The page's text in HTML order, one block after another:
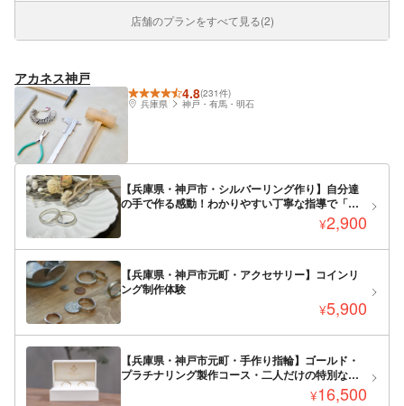
店舗のプランをすべて見る(2)
アカネス神戸
4.8(231件)
兵庫県
神戸・有馬・明石
【兵庫県・神戸市・シルバーリング作り】自分達
の手で作る感動！わかりやすい丁寧な指導で「思
¥2,900
【兵庫県・神戸市元町・アクセサリー】コインリ
ング制作体験
¥5,900
【兵庫県・神戸市元町・手作り指輪】ゴールド・
プラチナリング製作コース・二人だけの特別な指
¥16,500